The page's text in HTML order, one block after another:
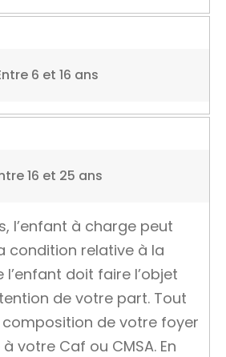
6 et 16 ans
16 et 25 ans
l’enfant à charge peut
condition relative à la
doit faire l’objet
de votre part. Tout
de votre foyer
votre Caf ou CMSA. En